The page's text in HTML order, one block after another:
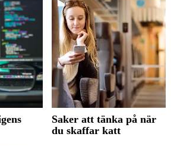
Saker att tänka på när
du skaffar katt